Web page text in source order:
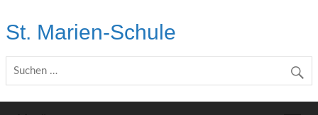
content
St. Marien-Schule